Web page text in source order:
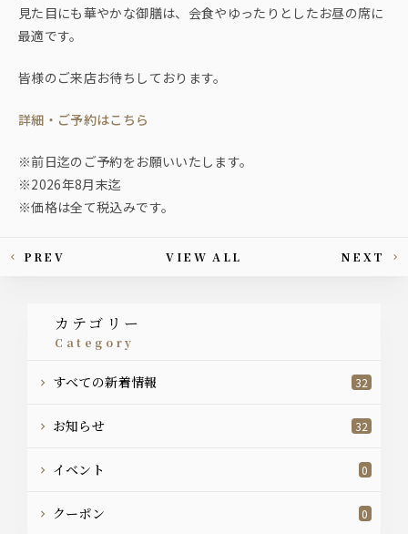
見た目にも華やかな御膳は、会食やゆったりとしたお昼の席に
最適です。
皆様のご来店お待ちしております。
詳細・ご予約はこちら
※前日迄のご予約をお願いいたします。
※2026年8月末迄
※価格は全て税込みです。
This article's paging
PREV VIEW ALL NEXT
カテゴリー
category
すべての新着情報 32
お知らせ 32
イベント 0
クーポン 0